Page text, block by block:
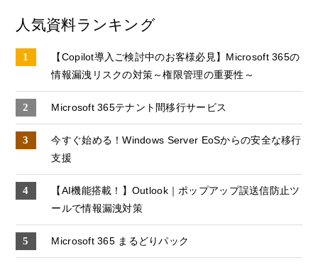
人気資料ランキング
【Copilot導入ご検討中のお客様必見】Microsoft 365の
情報漏洩リスクの対策～権限管理の重要性～
Microsoft 365テナント間移行サービス
今すぐ始める！Windows Server EoSからの安全な移行
支援
【AI機能搭載！】Outlook｜ポップアップ誤送信防止ツ
ールで情報漏洩対策
Microsoft 365 まるどりパック